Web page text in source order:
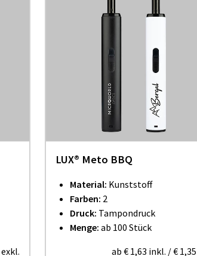
exkl.
LUX® Meto BBQ
Material: Kunststoff
Farben: 2
Druck: Tampondruck
Menge: ab 100 Stück
ab € 1,63 inkl. /€ 1,35